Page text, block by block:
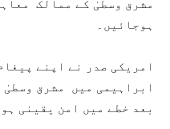
مشرق وسطیٰ کے ممالک
ہوجائیں۔
امریکی صدر نے اپنے
ابراہیمی میں مشرق
بعد خطے میں امن یقینی